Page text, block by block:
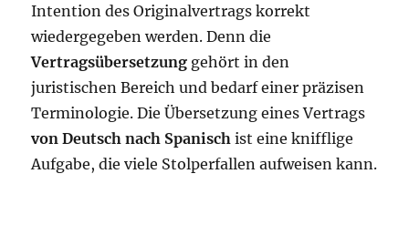
Intention des Originalvertrags korrekt
wiedergegeben werden. Denn die
Vertragsübersetzung gehört in den
juristischen Bereich und bedarf einer präzisen
Terminologie. Die Übersetzung eines Vertrags
von Deutsch nach Spanisch ist eine knifflige
Aufgabe, die viele Stolperfallen aufweisen kann.